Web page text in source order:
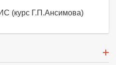
(курс Г.П.Ансимова)